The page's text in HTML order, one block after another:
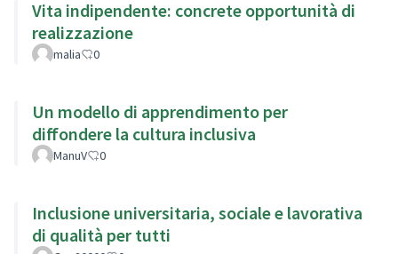
Vita indipendente: concrete opportunità di
realizzazione
malia 0
Un modello di apprendimento per
diffondere la cultura inclusiva
ManuV 0
Inclusione universitaria, sociale e lavorativa
di qualità per tutti